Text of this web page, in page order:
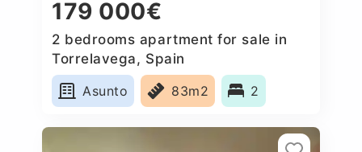
179 000€
2 bedrooms apartment for sale in
Torrelavega, Spain
Asunto
83m2 2